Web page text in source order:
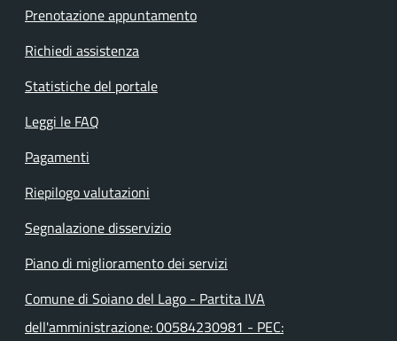
Prenotazione appuntamento
Richiedi assistenza
Statistiche del portale
Leggi le FAQ
Pagamenti
Riepilogo valutazioni
Segnalazione disservizio
Piano di miglioramento dei servizi
Comune di Soiano del Lago - Partita IVA
dell'amministrazione: 00584230981 - PEC: